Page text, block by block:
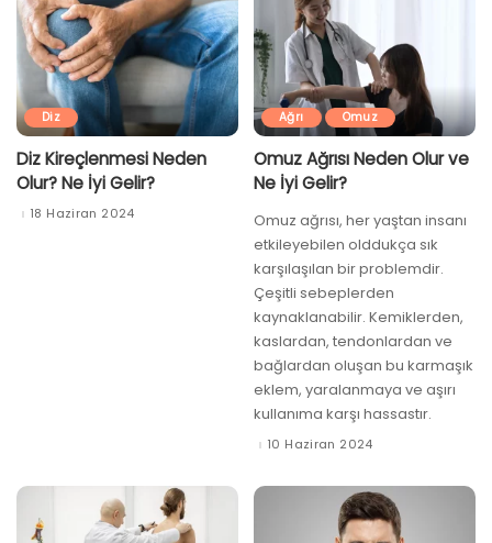
Diz
Diz Kireçlenmesi Neden
Olur? Ne İyi Gelir?
18 Haziran 2024
Ağrı Omuz
Omuz Ağrısı Neden Olur ve
Ne İyi Gelir?
Omuz ağrısı, her yaştan insanı
etkileyebilen olddukça sık
karşılaşılan bir problemdir.
Çeşitli sebeplerden
kaynaklanabilir. Kemiklerden,
kaslardan, tendonlardan ve
bağlardan oluşan bu karmaşık
eklem, yaralanmaya ve aşırı
kullanıma karşı hassastır.
10 Haziran 2024